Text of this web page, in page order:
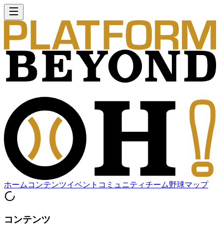
ホーム コンテンツイベント コミュニティチーム野球マップ
コンテンツ